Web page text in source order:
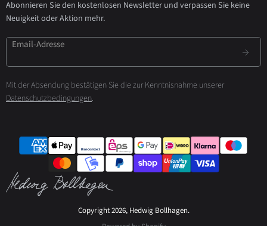
Abonnieren Sie den kostenlosen Newsletter und verpassen Sie keine
Neuigkeit oder Aktion mehr.
Email-Adresse
Mit der Absendung bestätigen Sie die zur Kenntnisnahme unserer
Datenschutzbedingungen.
Copyright 2026, Hedwig Bollhagen.